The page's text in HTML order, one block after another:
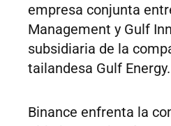
empresa conjunta
Management y Gulf
subsidiaria de la
tailandesa Gulf Energy.
Binance enfrenta la